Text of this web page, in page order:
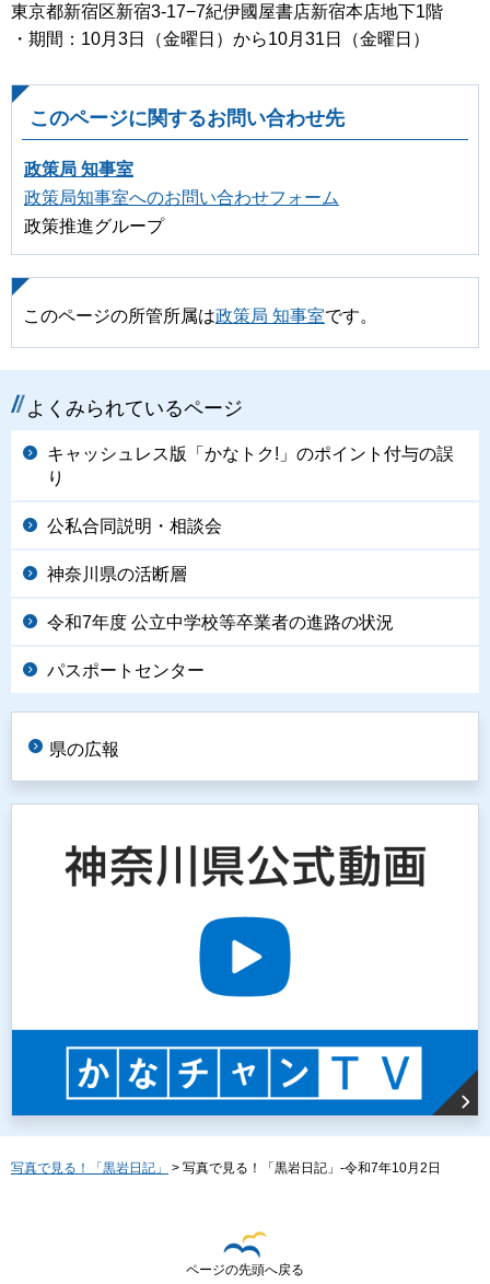
東京都新宿区新宿3-17−7紀伊國屋書店新宿本店地下1階
・期間：10月3日（金曜日）から10月31日（金曜日）
このページに関するお問い合わせ先
政策局 知事室
政策局知事室へのお問い合わせフォーム
政策推進グループ
このページの所管所属は政策局 知事室です。
よくみられているページ
キャッシュレス版「かなトク!」のポイント付与の誤
り
公私合同説明・相談会
神奈川県の活断層
令和7年度 公立中学校等卒業者の進路の状況
パスポートセンター
県の広報
写真で見る！「黒岩日記」 > 写真で見る！「黒岩日記」-令和7年10月2日
ページの先頭へ戻る